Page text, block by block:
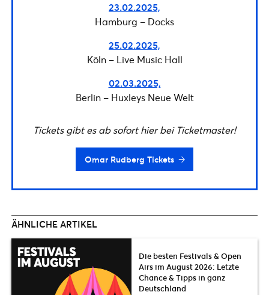
23.02.2025,
Hamburg – Docks
25.02.2025,
Köln – Live Music Hall
02.03.2025,
Berlin – Huxleys Neue Welt
Tickets gibt es ab sofort hier bei Ticketmaster!
Omar Rudberg Tickets
ÄHNLICHE ARTIKEL
Die besten Festivals & Open
Airs im August 2026: Letzte
Chance & Tipps in ganz
Deutschland